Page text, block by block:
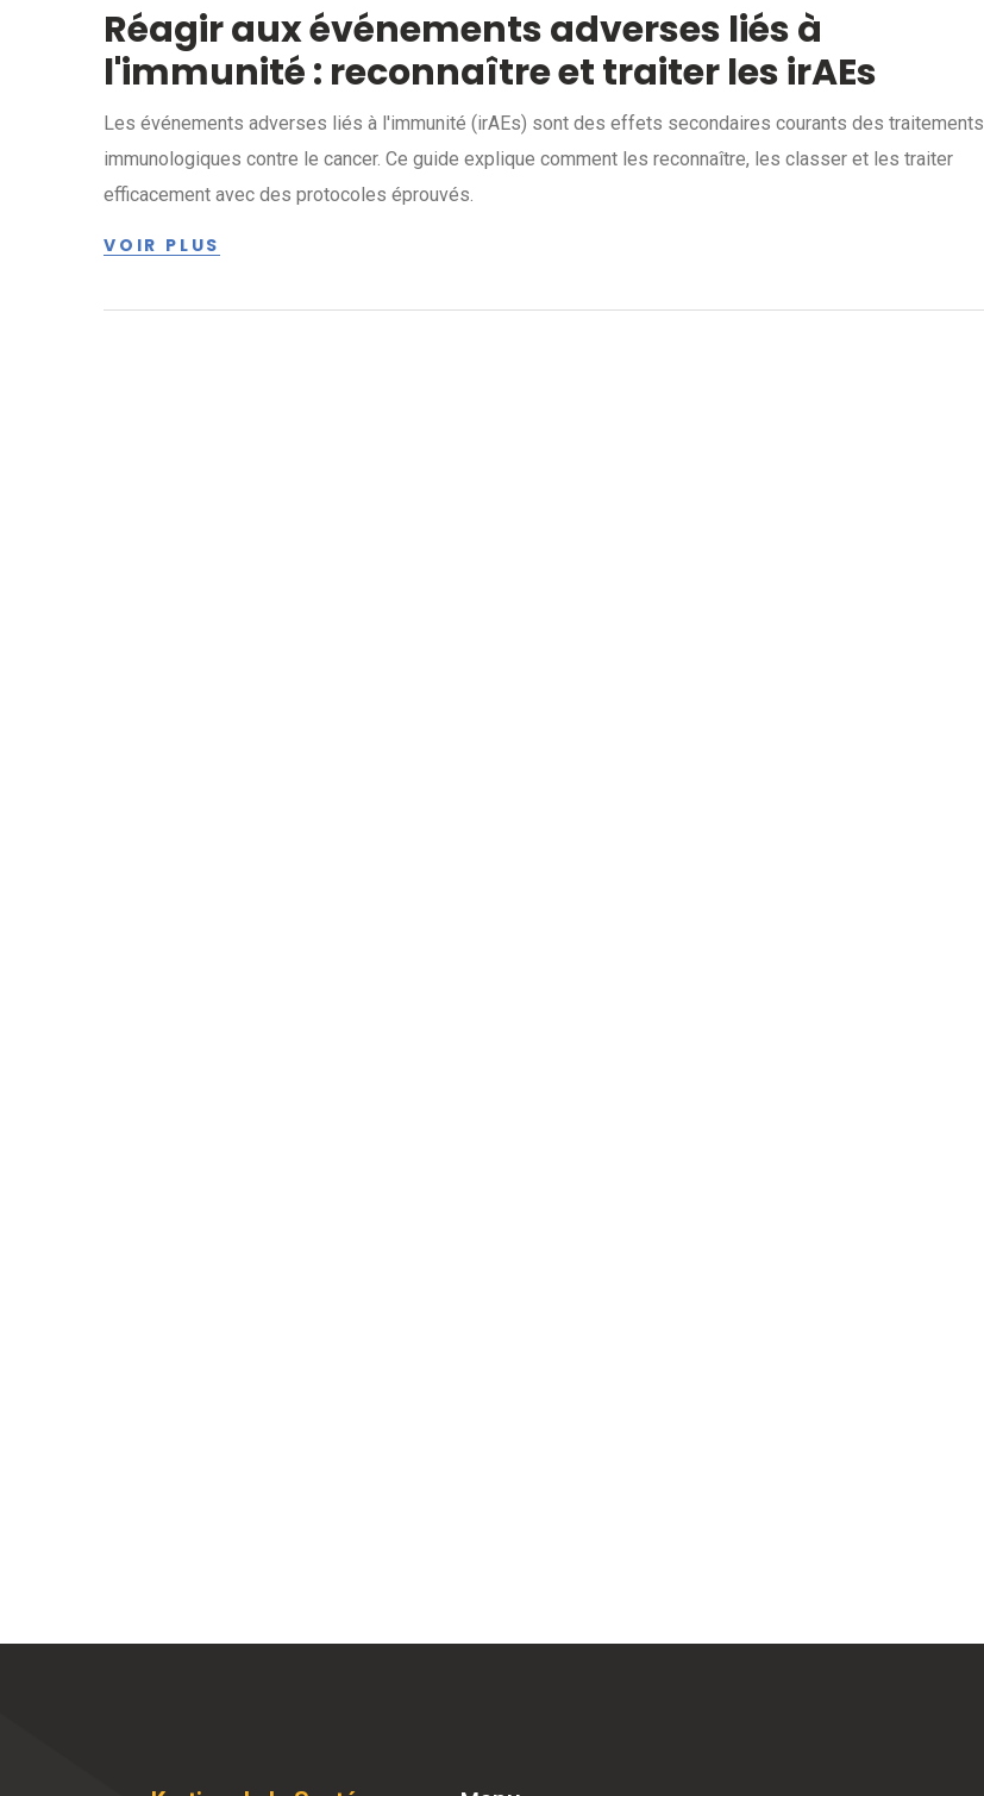
Réagir aux événements adverses liés à
l'immunité : reconnaître et traiter les irAEs
Les événements adverses liés à l'immunité (irAEs) sont des effets secondaires courants des traitements
immunologiques contre le cancer. Ce guide explique comment les reconnaître, les classer et les traiter
efficacement avec des protocoles éprouvés.
VOIR PLUS